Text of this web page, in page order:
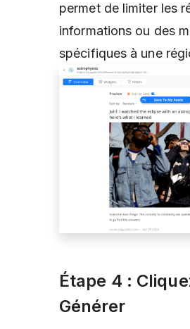
permet de limiter les
informations ou des
spécifiques à une
Étape 4 :
Générer